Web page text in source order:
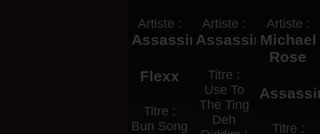
Artiste :
Assassin
Flexx
Titre :
Bun Song
Artiste :
Assassin
Titre :
Use To
The Ting
Deh
Artiste :
Michael
Rose
Titre :